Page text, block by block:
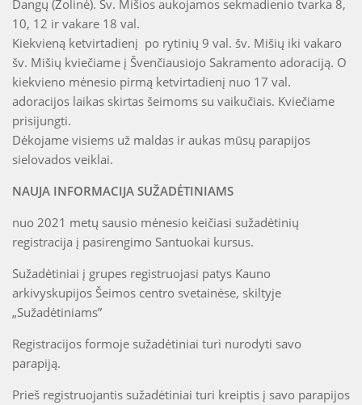
Dangų (Žolinė). Šv. Mišios aukojamos sekmadienio tvarka 8,
10, 12 ir vakare 18 val.
Kiekvieną ketvirtadienį po rytinių 9 val. šv. Mišių iki vakaro
šv. Mišių kviečiame į Švenčiausiojo Sakramento adoraciją. O
kiekvieno mėnesio pirmą ketvirtadienį nuo 17 val.
adoracijos laikas skirtas šeimoms su vaikučiais. Kviečiame
prisijungti.
Dėkojame visiems už maldas ir aukas mūsų parapijos
sielovados veiklai.
NAUJA INFORMACIJA SUŽADĖTINIAMS
nuo 2021 metų sausio mėnesio keičiasi sužadėtinių
registracija į pasirengimo Santuokai kursus.
Sužadėtiniai į grupes registruojasi patys Kauno
arkivyskupijos Šeimos centro svetainėse, skiltyje
„Sužadėtiniams”
Registracijos formoje sužadėtiniai turi nurodyti savo
parapiją.
Prieš registruojantis sužadėtiniai turi kreiptis į savo parapijos